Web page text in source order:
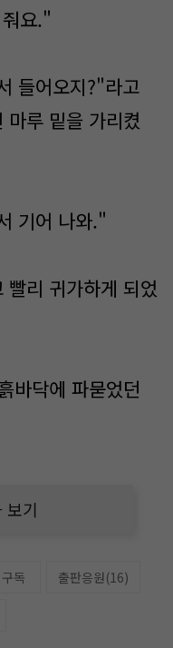
요."
들어오지?"라고
마루 밑을 가리켰
기어 나와."
리 귀가하게 되었
바닥에 파묻었던
보기
구독 출판응원(16)